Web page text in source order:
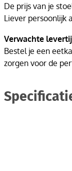
De prijs van je
Liever persoonlijk
Verwachte
Bestel je een
zorgen voor de